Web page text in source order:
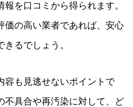
を口コミから得られます。
価の高い業者であれば、安心
るでしょう。
容も見逃せないポイントで
不具合や再汚染に対して、ど